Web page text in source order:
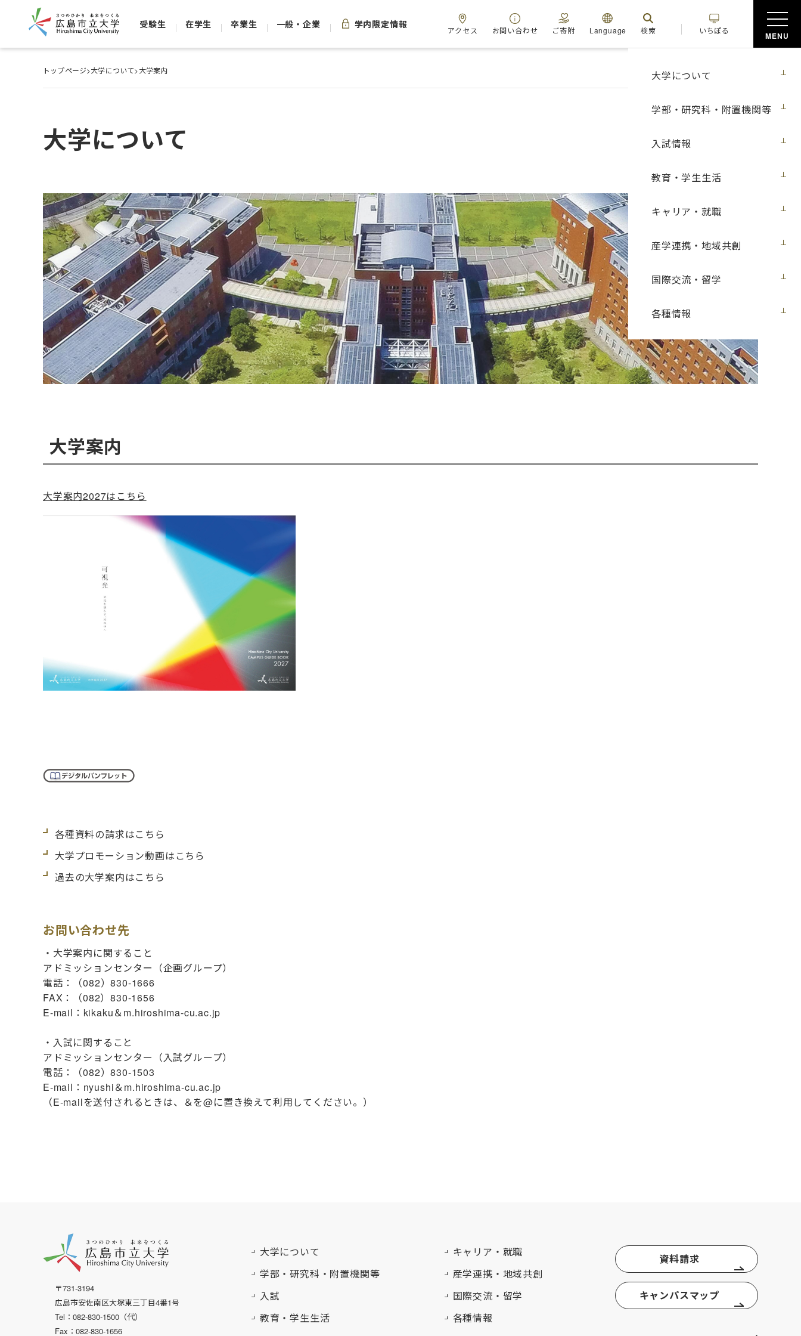
大学について
学部・研究科・附置機関等
入試情報
教育・学生生活
キャリア・就職
産学連携・地域共創
国際交流・留学
各種情報
受験生 在学生 卒業生 一般・企業 学内限定情報
アクセス お問い合わせ ご寄附 Language 検索 いちぽる
MENU
トップページ>大学について>大学案内
大学について
大学案内
大学案内2027はこちら
各種資料の請求はこちら
大学プロモーション動画はこちら
過去の大学案内はこちら
お問い合わせ先
・大学案内に関すること
アドミッションセンター（企画グループ）
電話：（082）830-1666
FAX：（082）830-1656
E-mail：kikaku＆m.hiroshima-cu.ac.jp
・入試に関すること
アドミッションセンター（入試グループ）
電話：（082）830-1503
E-mail：nyushi＆m.hiroshima-cu.ac.jp
（E-mailを送付されるときは、＆を@に置き換えて利用してください。）
〒731-3194
広島市安佐南区大塚東三丁目4番1号
Tel：082-830-1500（代）
Fax：082-830-1656
大学について
学部・研究科・附置機関等
入試
教育・学生生活
キャリア・就職
産学連携・地域共創
国際交流・留学
各種情報
資料請求
キャンパスマップ